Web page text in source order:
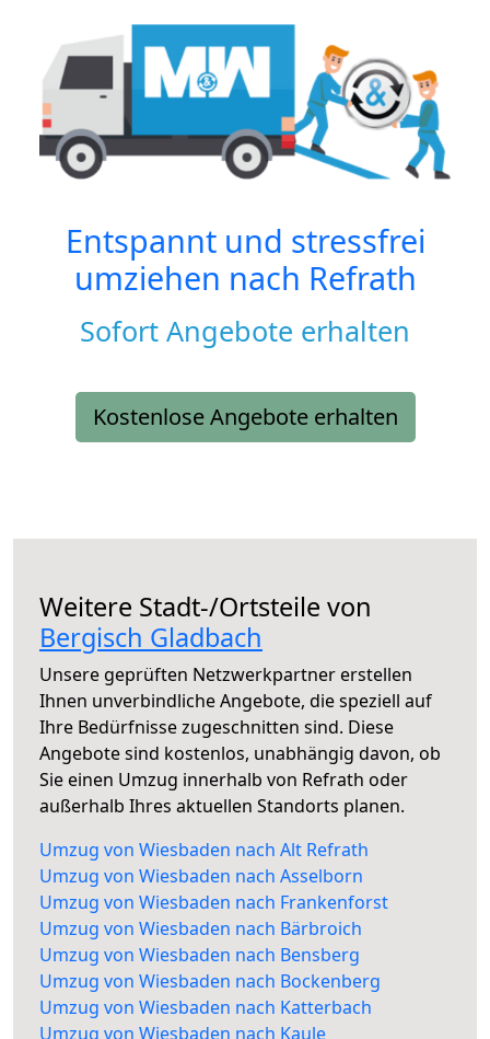
Entspannt und stressfrei
umziehen nach Refrath
Sofort Angebote erhalten
Kostenlose Angebote erhalten
Weitere Stadt-/Ortsteile von
Bergisch Gladbach
Unsere geprüften Netzwerkpartner erstellen
Ihnen unverbindliche Angebote, die speziell auf
Ihre Bedürfnisse zugeschnitten sind. Diese
Angebote sind kostenlos, unabhängig davon, ob
Sie einen Umzug innerhalb von Refrath oder
außerhalb Ihres aktuellen Standorts planen.
Umzug von Wiesbaden nach Alt Refrath
Umzug von Wiesbaden nach Asselborn
Umzug von Wiesbaden nach Frankenforst
Umzug von Wiesbaden nach Bärbroich
Umzug von Wiesbaden nach Bensberg
Umzug von Wiesbaden nach Bockenberg
Umzug von Wiesbaden nach Katterbach
Umzug von Wiesbaden nach Kaule